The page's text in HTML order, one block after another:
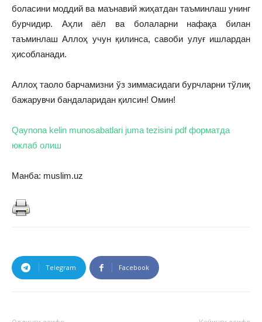
боласини моддий ва маънавий жиҳатдан таъминлаш унинг
бурчидир. Аҳли аёл ва болаларни нафақа билан
таъминлаш Аллоҳ учун қилинса, савоби улуғ ишлардан
ҳисобланади.
Аллоҳ таоло барчамизни ўз зиммасидаги бурчларни тўлиқ
бажарувчи бандаларидан қилсин! Омин!
Qaynona kelin munosabatlari juma tezisini pdf форматда
юклаб олиш
Манба: muslim.uz
Telegram Facebook